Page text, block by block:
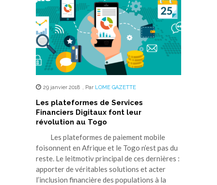
29 janvier 2018 , Par LOME GAZETTE
Les plateformes de Services
Financiers Digitaux font leur
révolution au Togo
Les plateformes de paiement mobile
foisonnent en Afrique et le Togo n’est pas du
reste. Le leitmotiv principal de ces dernières :
apporter de véritables solutions et acter
l’inclusion financière des populations à la